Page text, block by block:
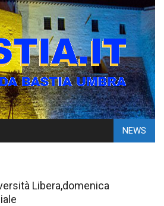
NEWS
Libera,domenica